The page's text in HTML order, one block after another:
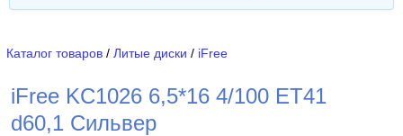
Каталог товаров / Литые диски / iFree
iFree KC1026 6,5*16 4/100 ET41
d60,1 Сильвер